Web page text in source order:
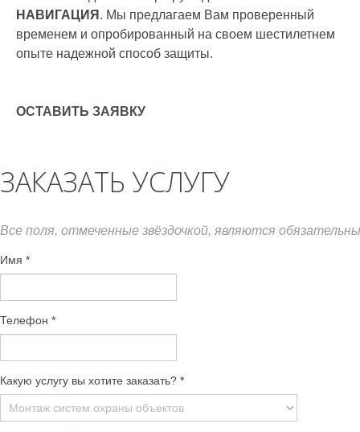
НАВИГАЦИЯ . Мы предлагаем Вам проверенный
временем и опробированный на своем шестилетнем
опыте надежной способ защиты.
ОСТАВИТЬ ЗАЯВКУ
ЗАКАЗАТЬ УСЛУГУ
Все поля, отмеченные звёздочкой, являются
Имя *
Телефон *
Какую услугу вы хотите заказать? *